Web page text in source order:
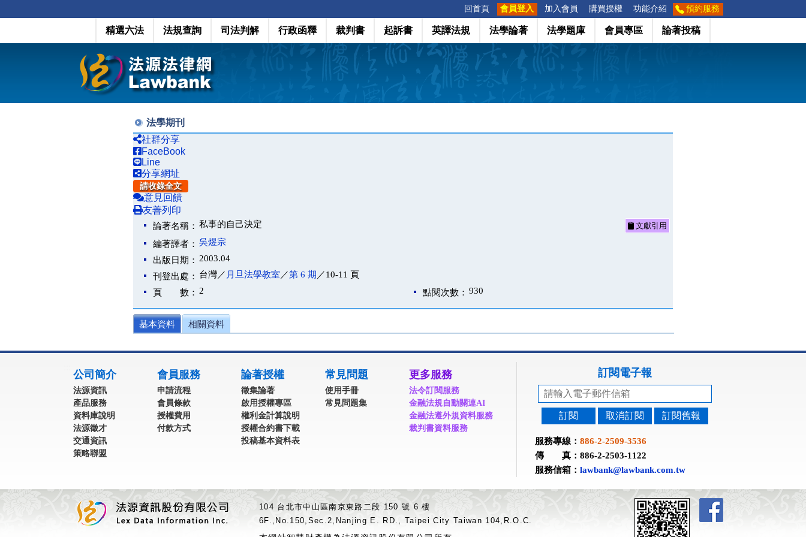
回首頁 會員登入 加入會員 購買授權 功能介紹 預約服務
精選六法 法規查詢 司法判解 行政函釋 裁判書 起訴書 英譯法規 法學論著 法學題庫 會員專區 論著投稿
法學期刊
社群分享
FaceBook
Line
分享網址
請收錄全文
意見回饋
友善列印
論著名稱： 私事的自己決定 文獻引用
編著譯者： 吳煜宗
出版日期： 2003.04
刊登出處： 台灣／ 月旦法學教室 ／第 6 期 ／10-11 頁
頁 數： 2 點閱次數： 930
基本資料 相關資料
公司簡介
法源資訊
產品服務
資料庫說明
法源徵才
交通資訊
策略聯盟
會員服務
申請流程
會員條款
授權費用
付款方式
論著授權
徵集論著
啟用授權專區
權利金計算說明
授權合約書下載
投稿基本資料表
常見問題
使用手冊
常見問題集
更多服務
法令訂閱服務
金融法規自動關連AI
金融法遵外規資料服務
裁判書資料服務
訂閱電子報
訂閱 取消訂閱 訂閱舊報
服務專線： 886-2-2509-3536
傳 真：886-2-2503-1122
服務信箱： lawbank@lawbank.com.tw
104 台北市中山區南京東路二段 150 號 6 樓
6F.,No.150,Sec.2,Nanjing E. RD., Taipei City Taiwan 104,R.O.C.